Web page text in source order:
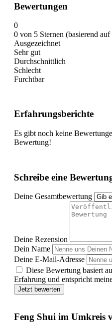
Bewertungen
0
0 von 5 Sternen (basierend
Ausgezeichnet
Sehr gut
Durchschnittlich
Schlecht
Furchtbar
Erfahrungsberichte
Es gibt noch keine
Bewertung!
Schreibe eine
Deine Gesamtbewertung
Deine Rezension
Dein Name
Deine E-Mail-Adresse
Diese Bewertung basiert
Erfahrung und entspricht
Jetzt bewerten
Feng Shui im Umkreis